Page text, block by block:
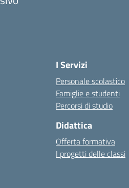
I Servizi
Personale scolastico
Famiglie e studenti
Percorsi di studio
Didattica
Offerta formativa
I progetti delle classi